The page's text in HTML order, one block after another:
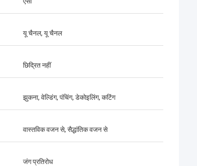
जैक्सन
पूरे. 5 सितारे!
यू चैनल, यू चैनल
छिद्रित नहीं
झुकना, वेल्डिंग, पंचिंग, डेकोइलिंग, कटिंग
वास्तविक वजन से, सैद्धांतिक वजन से
जंग प्रतिरोध